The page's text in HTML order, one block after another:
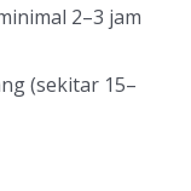
2–3 jam
(sekitar 15–